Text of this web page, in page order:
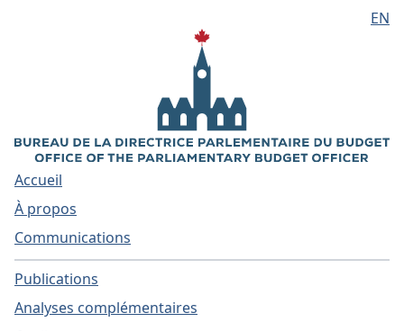
Aller au contenu principal
EN
Accueil
À propos
Communications
Publications
Analyses complémentaires